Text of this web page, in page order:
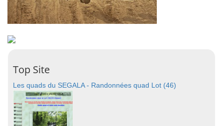
Top Site
Les quads du SEGALA - Randonnées quad Lot (46)